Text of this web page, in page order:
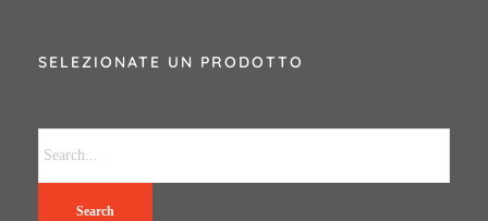
SELEZIONATE UN PRODOTTO
Search